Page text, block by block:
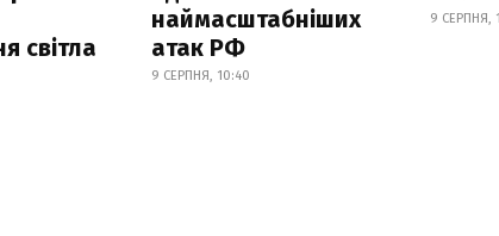
світла
наймасштабніших
атак РФ
9 СЕРПНЯ, 10:40
9 СЕРПНЯ,